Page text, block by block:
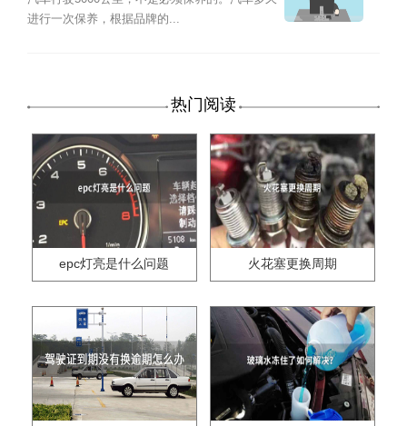
进行一次保养，根据品牌的...
热门阅读
epc灯亮是什么问题 火花塞更换周期